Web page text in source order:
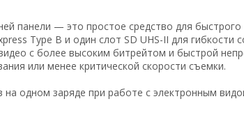
панели — это простое средство для быстрого
Type B и один слот SD UHS-II для гибкости
с более высоким битрейтом и быстрой
или менее критической скорости съемки.
одном заряде при работе с электронным